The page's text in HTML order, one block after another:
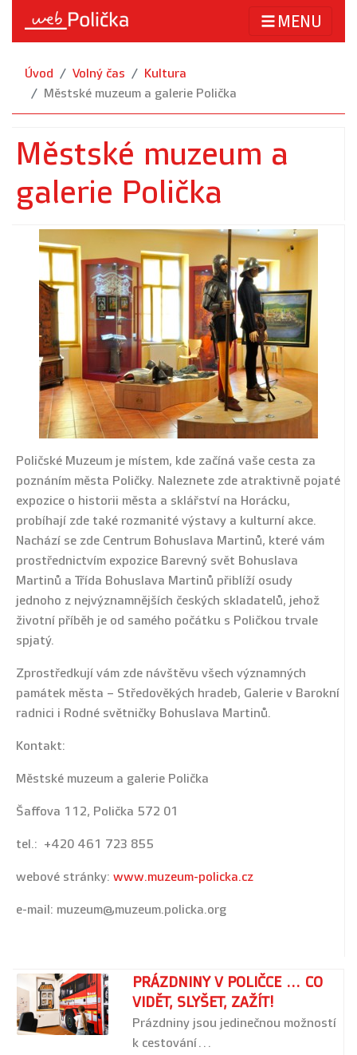
MENU
Úvod Volný čas
Kultura
Městské muzeum a galerie Polička
Městské muzeum a
galerie Polička
Poličské Muzeum je místem, kde začíná vaše cesta za
poznáním města Poličky. Naleznete zde atraktivně pojaté
expozice o historii města a sklářství na Horácku,
probíhají zde také rozmanité výstavy a kulturní akce.
Nachází se zde Centrum Bohuslava Martinů, které vám
prostřednictvím expozice Barevný svět Bohuslava
Martinů a Třída Bohuslava Martinů přiblíží osudy
jednoho z nejvýznamnějších českých skladatelů, jehož
životní příběh je od samého počátku s Poličkou trvale
spjatý.
Zprostředkují vám zde návštěvu všech významných
památek města – Středověkých hradeb, Galerie v Barokní
radnici i Rodné světničky Bohuslava Martinů.
Kontakt:
Městské muzeum a galerie Polička
Šaffova 112, Polička 572 01
tel.: +420 461 723 855
webové stránky: www.muzeum-policka.cz
e-mail: muzeum@muzeum.policka.org
PRÁZDNINY V POLIČCE ... CO
VIDĚT, SLYŠET, ZAŽÍT!
Prázdniny jsou jedinečnou možností
k cestování…